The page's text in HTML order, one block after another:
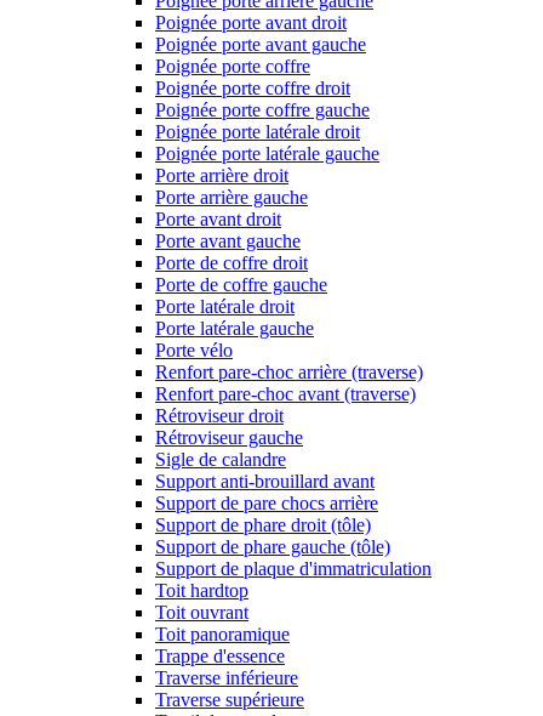
Poignée porte avant droit
Poignée porte avant gauche
Poignée porte coffre
Poignée porte coffre droit
Poignée porte coffre gauche
Poignée porte latérale droit
Poignée porte latérale gauche
Porte arrière droit
Porte arrière gauche
Porte avant droit
Porte avant gauche
Porte de coffre droit
Porte de coffre gauche
Porte latérale droit
Porte latérale gauche
Porte vélo
Renfort pare-choc arrière (traverse)
Renfort pare-choc avant (traverse)
Rétroviseur droit
Rétroviseur gauche
Sigle de calandre
Support anti-brouillard avant
Support de pare chocs arrière
Support de phare droit (tôle)
Support de phare gauche (tôle)
Support de plaque d'immatriculation
Toit hardtop
Toit ouvrant
Toit panoramique
Trappe d'essence
Traverse inférieure
Traverse supérieure